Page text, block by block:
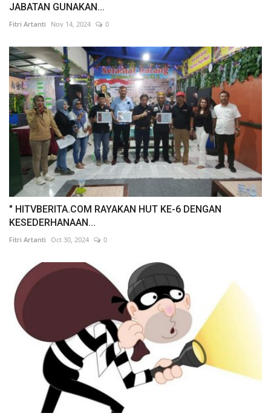
JABATAN GUNAKAN...
Fitri Artanti Nov 14, 2024 0
" HITVBERITA.COM RAYAKAN HUT KE-6 DENGAN
KESEDERHANAAN...
Fitri Artanti Oct 30, 2024 0